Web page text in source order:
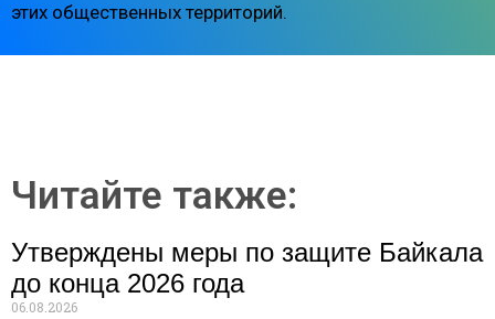
этих общественных территорий.
Читайте также:
Утверждены меры по защите Байкала
до конца 2026 года
06.08.2026